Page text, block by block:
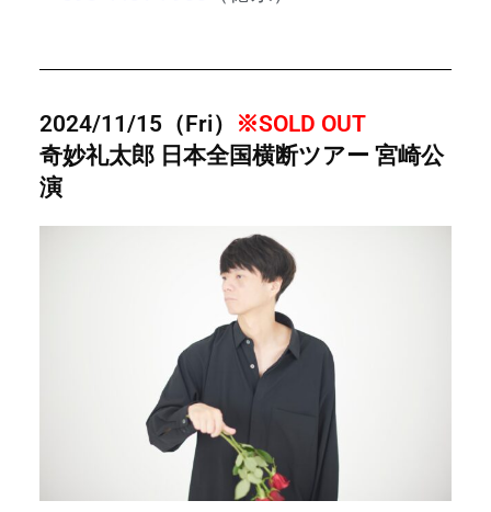
2024/11/15（Fri）
※SOLD OUT
奇妙礼太郎 日本全国横断ツアー 宮崎公
演